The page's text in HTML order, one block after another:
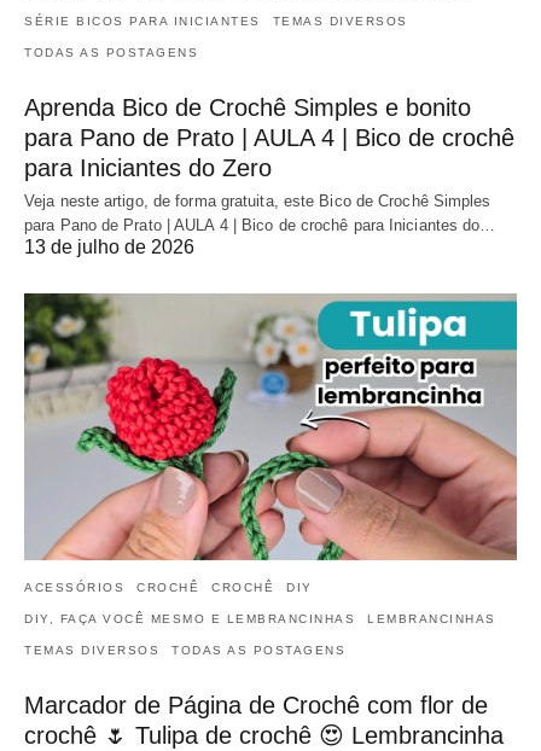
SÉRIE BICOS PARA INICIANTES TEMAS DIVERSOS
TODAS AS POSTAGENS
Aprenda Bico de Crochê Simples e bonito
para Pano de Prato | AULA 4 | Bico de crochê
para Iniciantes do Zero
Veja neste artigo, de forma gratuita, este Bico de Crochê Simples
para Pano de Prato | AULA 4 | Bico de crochê para Iniciantes do…
13 de julho de 2026
ACESSÓRIOS CROCHÊ CROCHÊ DIY
DIY, FAÇA VOCÊ MESMO E LEMBRANCINHAS LEMBRANCINHAS
TEMAS DIVERSOS TODAS AS POSTAGENS
Marcador de Página de Crochê com flor de
crochê 🌷 Tulipa de crochê 😍 Lembrancinha